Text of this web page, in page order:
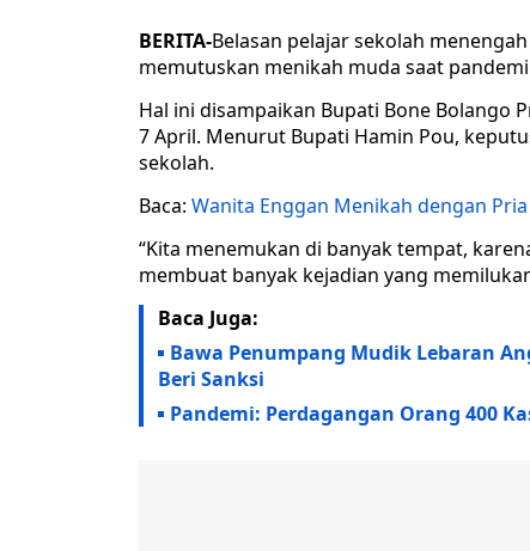
BERITA-Belasan pelajar sekolah
memutuskan menikah muda saat pandemi
Hal ini disampaikan Bupati Bone Bolango
7 April. Menurut Bupati Hamin Pou,
sekolah.
Baca: Wanita Enggan Menikah dengan
“Kita menemukan di banyak tempat,
membuat banyak kejadian yang
Baca Juga:
Bawa Penumpang Mudik Lebaran
Beri Sanksi
Pandemi: Perdagangan Orang 400